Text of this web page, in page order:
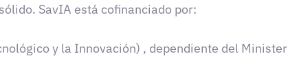
SavIA está cofinanciado por:
y la Innovación) , dependiente del